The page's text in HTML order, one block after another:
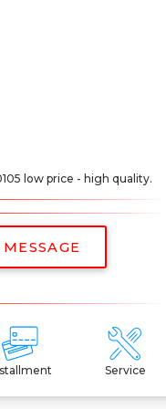
low price - high quality.
Service